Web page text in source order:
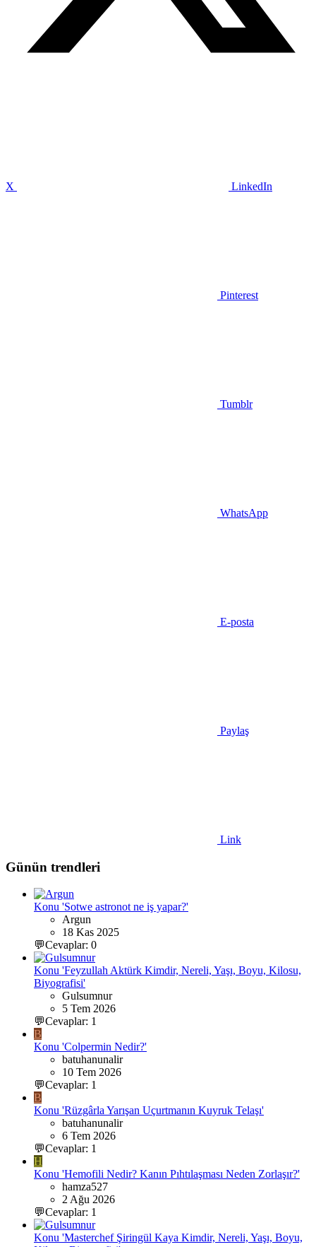
X LinkedIn
Pinterest
Tumblr
WhatsApp
E-posta
Paylaş
Link
Günün trendleri
Konu 'Sotwe astronot ne iş yapar?'
Argun
18 Kas 2025
💬Cevaplar: 0
Konu 'Feyzullah Aktürk Kimdir, Nereli, Yaşı, Boyu, Kilosu,
Biyografisi'
Gulsumnur
5 Tem 2026
💬Cevaplar: 1
B
Konu 'Colpermin Nedir?'
batuhanunalir
10 Tem 2026
💬Cevaplar: 1
B
Konu 'Rüzgârla Yarışan Uçurtmanın Kuyruk Telaşı'
batuhanunalir
6 Tem 2026
💬Cevaplar: 1
H
Konu 'Hemofili Nedir? Kanın Pıhtılaşması Neden Zorlaşır?'
hamza527
2 Ağu 2026
💬Cevaplar: 1
Konu 'Masterchef Şiringül Kaya Kimdir, Nereli, Yaşı, Boyu,